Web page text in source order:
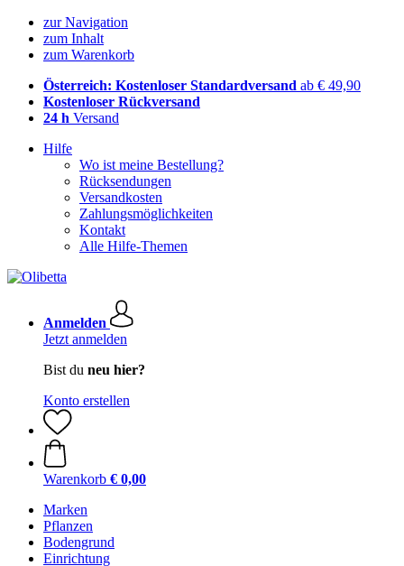
zur Navigation
zum Inhalt
zum Warenkorb
Österreich: Kostenloser Standardversand ab € 49,90
Kostenloser Rückversand
24 h Versand
Hilfe
Wo ist meine Bestellung?
Rücksendungen
Versandkosten
Zahlungsmöglichkeiten
Kontakt
Alle Hilfe-Themen
Anmelden
Jetzt anmelden
Bist du neu hier?
Konto erstellen
Warenkorb € 0,00
Marken
Pflanzen
Bodengrund
Einrichtung